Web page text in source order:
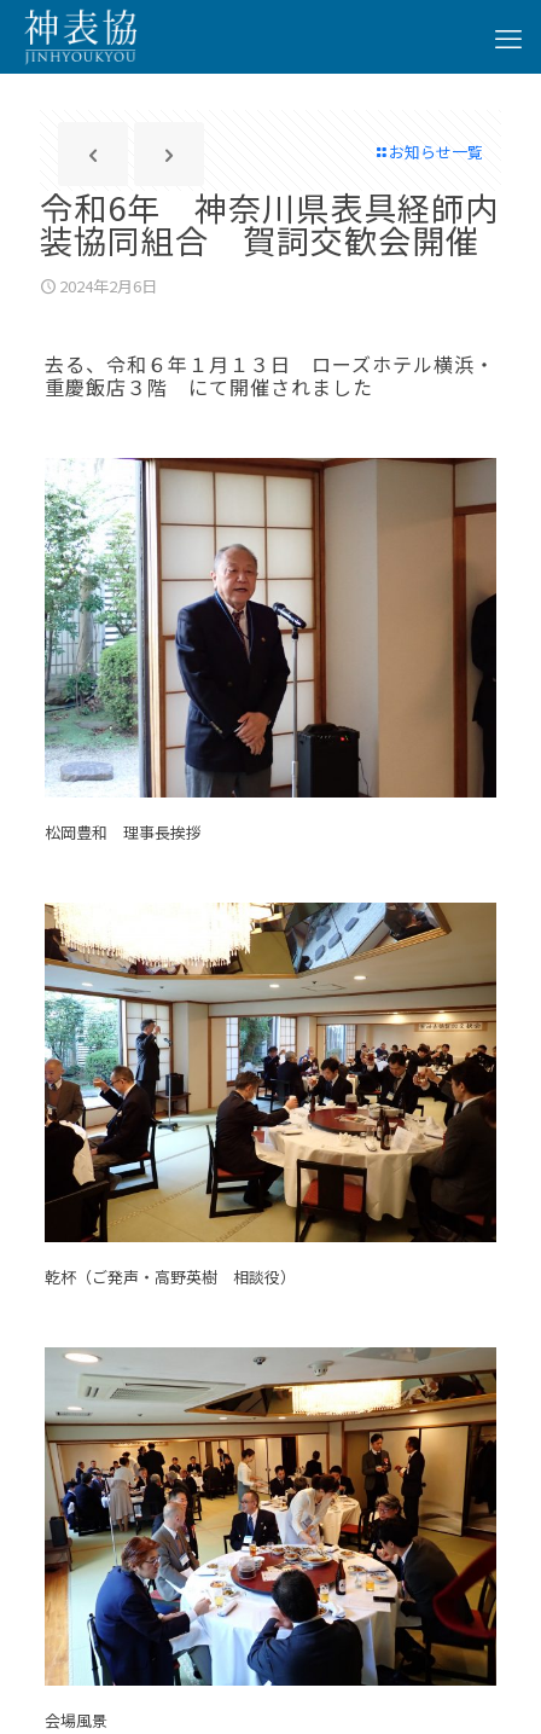
お知らせ一覧
令和6年 神奈川県表具経師内
装協同組合 賀詞交歓会開催
2024年2月6日
去る、令和６年１月１３日 ローズホテル横浜・
重慶飯店３階 にて開催されました
松岡豊和 理事長挨拶
乾杯（ご発声・高野英樹 相談役）
会場風景